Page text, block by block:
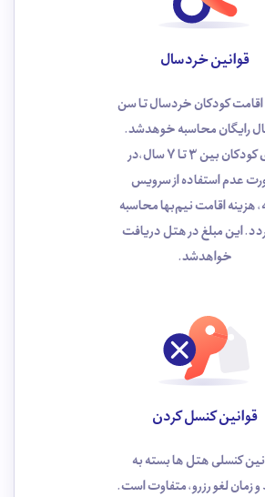
قوانین خردسال
اقامت کودکان خردسال تا سن
رایگان محاسبه خوهد‌شد.
برای کودکان بین 3 تا 7 سال،در
عدم استفاده از سرویس
هزینه اقامت نیم‌بها محاسبه
این مبلغ در هتل دریافت
خواهدشد.
قوانین کنسل کردن
کنسلی هتل ها بسته به
و زمان لغو رزرو، متفاوت است.